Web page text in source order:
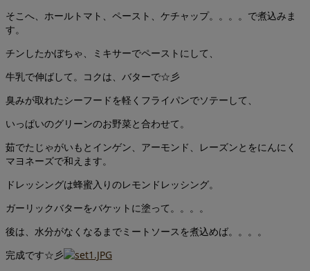
そこへ、ホールトマト、ペースト、ケチャップ。。。。で煮込みま
す。
チンしたかぼちゃ、ミキサーでペーストにして、
牛乳で伸ばして。コクは、バターで☆彡
臭みが取れたシーフードを軽くフライパンでソテーして、
いっぱいのグリーンのお野菜と合わせて。
茹でたじゃがいもとインゲン、アーモンド、レーズンとをにんにく
マヨネーズで和えます。
ドレッシングは蜂蜜入りのレモンドレッシング。
ガーリックバターをバケットに塗って。。。。
後は、水分がなくなるまでミートソースを煮込めば。。。。
完成です☆彡